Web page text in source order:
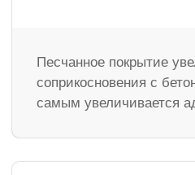
Песчанное покрытие
соприкосновения с
самым увеличивается